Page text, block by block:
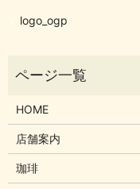
logo_ogp
HOME
店舗案内
珈琲